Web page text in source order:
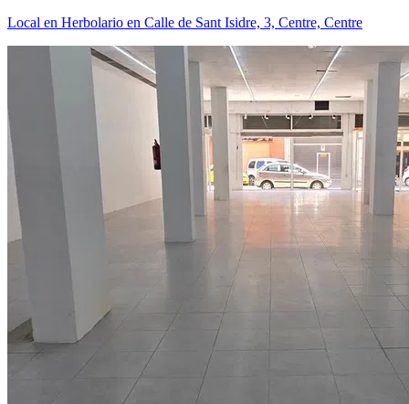
Local en Herbolario en Calle de Sant Isidre, 3, Centre, Centre